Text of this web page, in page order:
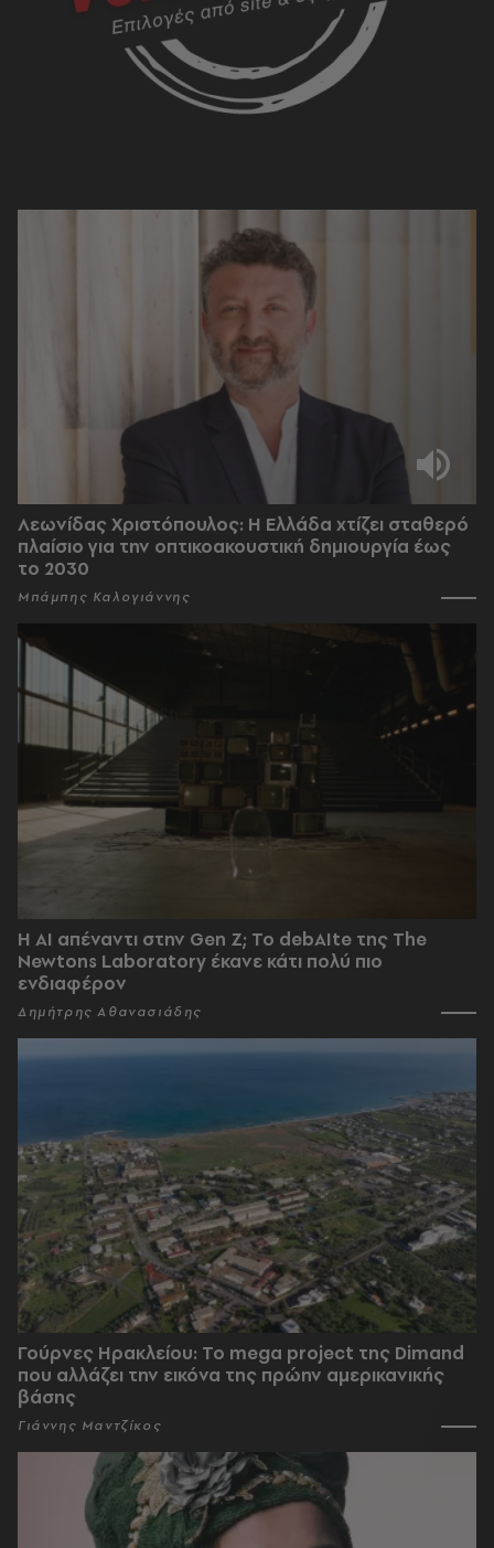
Λεωνίδας Χριστόπουλος: Η Ελλάδα χτίζει σταθερό
πλαίσιο για την οπτικοακουστική δημιουργία έως
το 2030
Μπάμπης Καλογιάννης
Η AI απέναντι στην Gen Z; Το debAIte της The
Newtons Laboratory έκανε κάτι πολύ πιο
ενδιαφέρον
Δημήτρης Αθανασιάδης
Γούρνες Ηρακλείου: To mega project της Dimand
που αλλάζει την εικόνα της πρώην αμερικανικής
βάσης
Γιάννης Μαντζίκος